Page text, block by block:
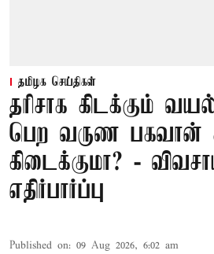
தமிழக செய்திகள்
தரிசாக கிடக்கும்
பெற வருண பகவான்
கிடைக்குமா? -
எதிர்பார்ப்பு
Published on: 09 Aug 2026, 6:02 am